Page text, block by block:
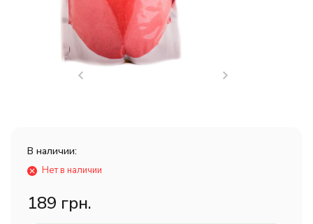
В наличии:
Нет в наличии
189 грн.